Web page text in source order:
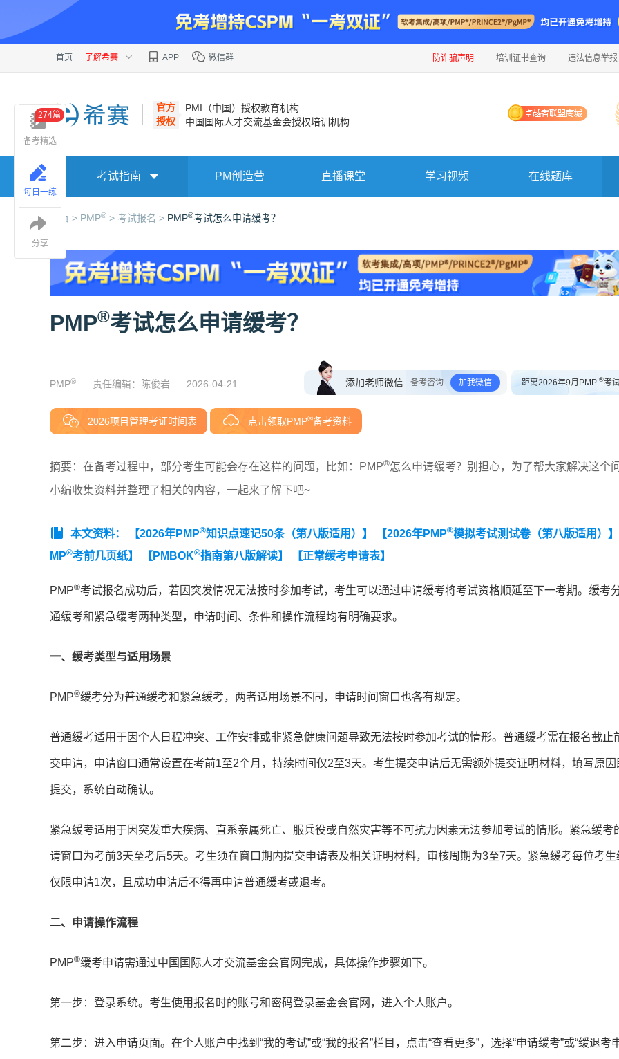
首页 了解希赛 APP 微信群 防诈骗声明 培训证书查询 违法信息举报
官方
授权
PMI（中国）授权教育机构
中国国际人才交流基金会授权培训机构
考试指南 PM创造营 直播课堂 学习视频 在线题库
首页 > PMP® > 考试报名 > PMP®考试怎么申请缓考？
PMP®考试怎么申请缓考？
PMP® 责任编辑：陈俊岩 2026-04-21 添加老师微信 备考咨询 加我微信 距离2026年9月PMP ®考
2026项目管理考证时间表 点击领取PMP®备考资料
摘要：在备考过程中，部分考生可能会存在这样的问题，比如：PMP®怎么申请缓考？别担心，为了帮大家解决这个
小编收集资料并整理了相关的内容，一起来了解下吧~
本文资料： 【2026年PMP®知识点速记50条（第八版适用）】 【2026年PMP®模拟考试测试卷（第八版适用）】
MP®考前几页纸】 【PMBOK®指南第八版解读】 【正常缓考申请表】
PMP®考试报名成功后，若因突发情况无法按时参加考试，考生可以通过申请缓考将考试资格顺延至下一考期。缓考
通缓考和紧急缓考两种类型，申请时间、条件和操作流程均有明确要求。
一、缓考类型与适用场景
PMP®缓考分为普通缓考和紧急缓考，两者适用场景不同，申请时间窗口也各有规定。
普通缓考适用于因个人日程冲突、工作安排或非紧急健康问题导致无法按时参加考试的情形。普通缓考需在报名截止
交申请，申请窗口通常设置在考前1至2个月，持续时间仅2至3天。考生提交申请后无需额外提交证明材料，填写原因
提交，系统自动确认。
紧急缓考适用于因突发重大疾病、直系亲属死亡、服兵役或自然灾害等不可抗力因素无法参加考试的情形。紧急缓考
请窗口为考前3天至考后5天。考生须在窗口期内提交申请表及相关证明材料，审核周期为3至7天。紧急缓考每位考生
仅限申请1次，且成功申请后不得再申请普通缓考或退考。
二、申请操作流程
PMP®缓考申请需通过中国国际人才交流基金会官网完成，具体操作步骤如下。
第一步：登录系统。考生使用报名时的账号和密码登录基金会官网，进入个人账户。
第二步：进入申请页面。在个人账户中找到“我的考试”或“我的报名”栏目，点击“查看更多”，选择“申请缓考”或“缓退考
备考精选
274篇
每日一练
分享